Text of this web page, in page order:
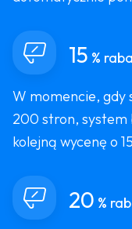
15 %
W momencie, gdy
200 stron, system
kolejną wycenę o
20 %